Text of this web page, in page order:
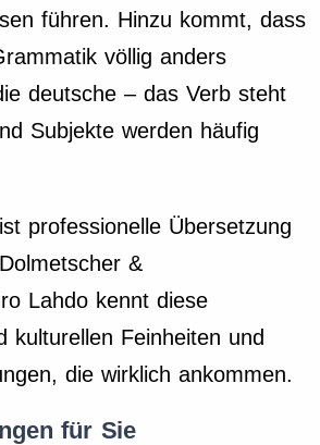
führen. Hinzu kommt, dass
völlig anders
deutsche – das Verb steht
Subjekte werden häufig
professionelle Übersetzung
&
Lahdo kennt diese
kulturellen Feinheiten und
die wirklich ankommen.
für Sie